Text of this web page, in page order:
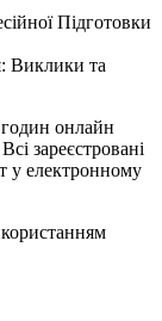
Підготовки
Виклики та
онлайн
зареєстровані
у електронному